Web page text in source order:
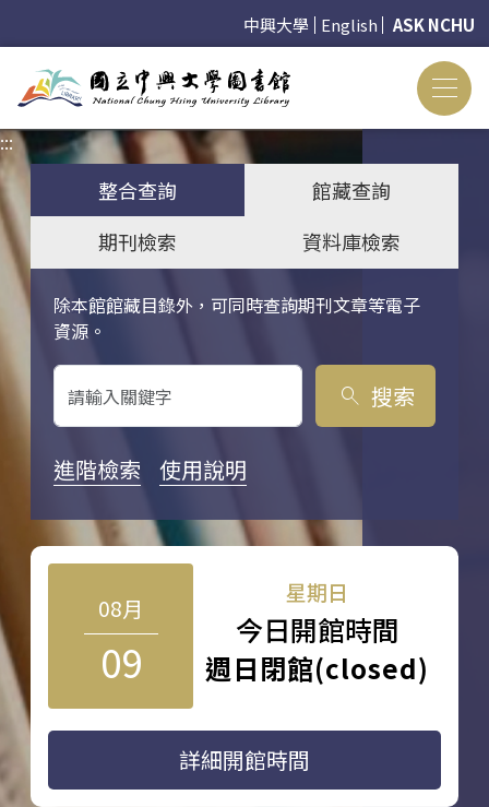
中興大學 English ASK NCHU
:::
整合查詢
館藏查詢
期刊檢索
資料庫檢索
除本館館藏目錄外，可同時查詢期刊文章等電子
資源。
關鍵字搜尋
search 搜索
進階檢索 使用說明
08月
09
星期日
今日開館時間
週日閉館(closed)
詳細開館時間